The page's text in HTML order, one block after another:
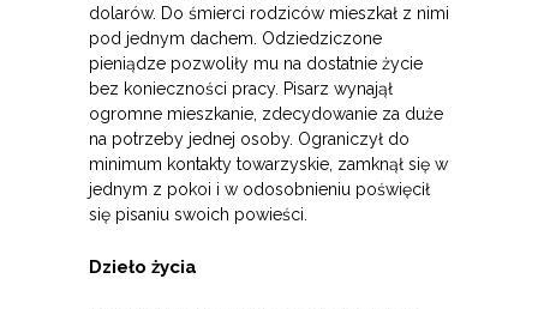
dolarów. Do śmierci rodziców mieszkał z nimi
pod jednym dachem. Odziedziczone
pieniądze pozwoliły mu na dostatnie życie
bez konieczności pracy. Pisarz wynajął
ogromne mieszkanie, zdecydowanie za duże
na potrzeby jednej osoby. Ograniczył do
minimum kontakty towarzyskie, zamknął się w
jednym z pokoi i w odosobnieniu poświęcił
się pisaniu swoich powieści.
Dzieło życia